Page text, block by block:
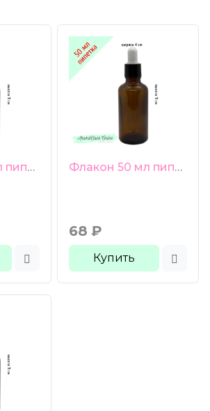
Флакон 50 мл пипетка коричневое стекло синяя груша черная гладкая крышка Флакон 50 мл пипетка коричневое стекло белая груша черная гладкая крышка
68 ₽
Купить